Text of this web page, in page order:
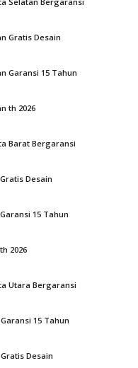
Gratis Desain
Garansi 15 Tahun
th 2026
Barat Bergaransi
Desain
15 Tahun
2026
Utara Bergaransi
15 Tahun
Desain